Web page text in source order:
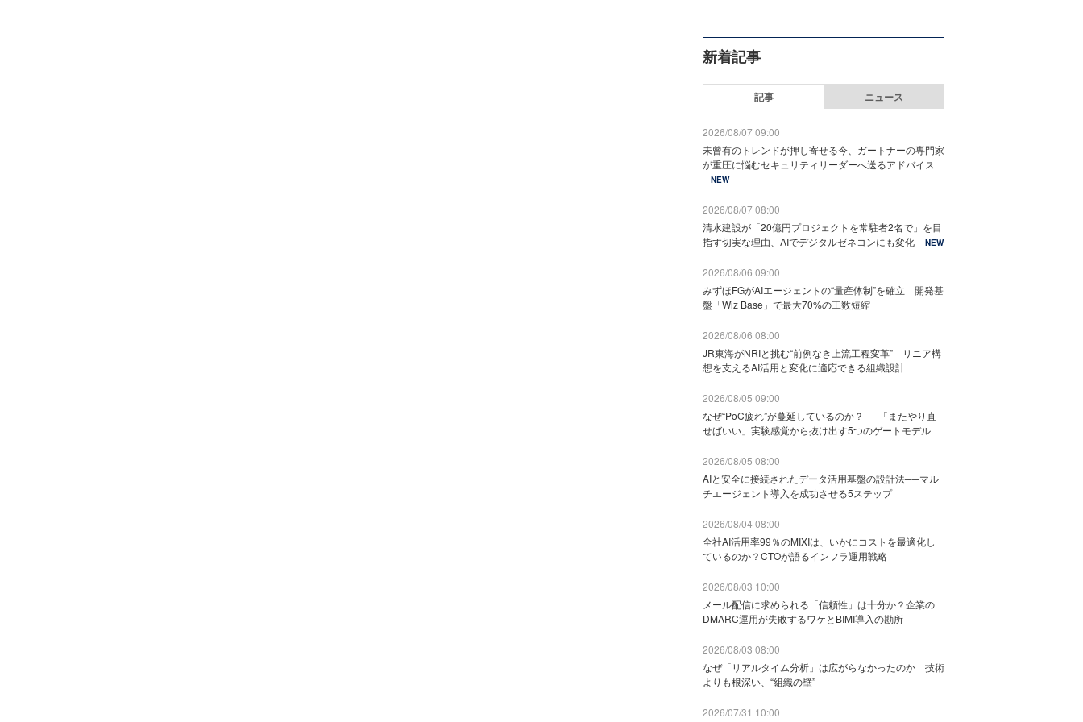
新着記事
記事 ニュース
2026/08/07 09:00
未曾有のトレンドが押し寄せる今、ガートナーの専門家
が重圧に悩むセキュリティリーダーへ送るアドバイス
NEW
2026/08/07 08:00
清水建設が「20億円プロジェクトを常駐者2名で」を目
指す切実な理由、AIでデジタルゼネコンにも変化
NEW
2026/08/06 09:00
みずほFGがAIエージェントの“量産体制”を確立 開発基
盤「Wiz Base」で最大70%の工数短縮
2026/08/06 08:00
JR東海がNRIと挑む“前例なき上流工程変革” リニア構
想を支えるAI活用と変化に適応できる組織設計
2026/08/05 09:00
なぜ“PoC疲れ”が蔓延しているのか？──「またやり直
せばいい」実験感覚から抜け出す5つのゲートモデル
2026/08/05 08:00
AIと安全に接続されたデータ活用基盤の設計法──マル
チエージェント導入を成功させる5ステップ
2026/08/04 08:00
全社AI活用率99％のMIXIは、いかにコストを最適化し
ているのか？CTOが語るインフラ運用戦略
2026/08/03 10:00
メール配信に求められる「信頼性」は十分か？企業の
DMARC運用が失敗するワケとBIMI導入の勘所
2026/08/03 08:00
なぜ「リアルタイム分析」は広がらなかったのか 技術
よりも根深い、“組織の壁”
2026/07/31 10:00